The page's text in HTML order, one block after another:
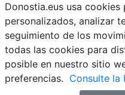
© Donostiako Udala -
Ijentea 1, 20003 Donostia / San
Aviso legal
Política de privacidad
Política de cookies
Donostia.eus usa
personalizados, analizar
seguimiento de los
todas las cookies para
posible en nuestro sitio
preferencias. Consulte la